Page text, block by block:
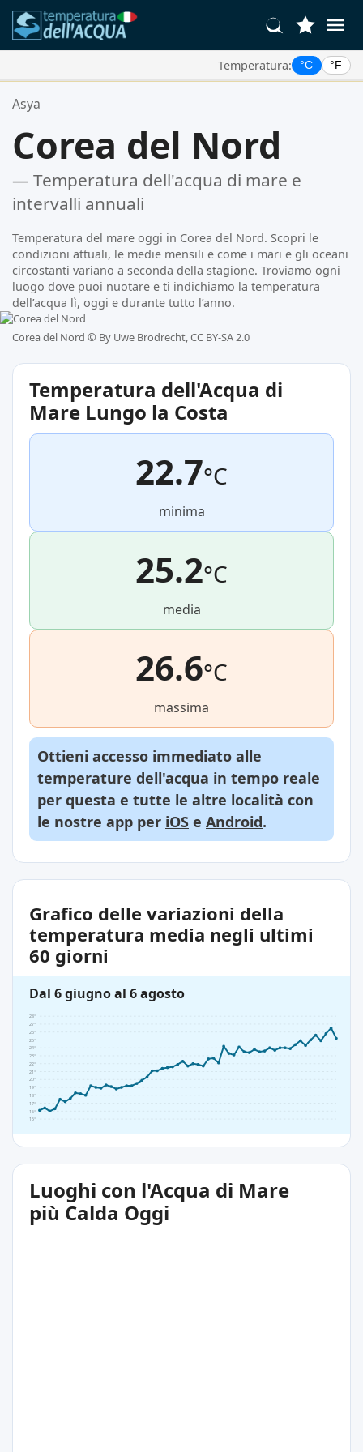
Temperatura: °C °F
Le Tue Posizioni Preferite:
Asya
Corea del Nord
— Temperatura dell'acqua di mare e
intervalli annuali
Temperatura del mare oggi in Corea del Nord. Scopri le
condizioni attuali, le medie mensili e come i mari e gli oceani
circostanti variano a seconda della stagione. Troviamo ogni
luogo dove puoi nuotare e ti indichiamo la temperatura
dell’acqua lì, oggi e durante tutto l’anno.
Corea del Nord © By Uwe Brodrecht, CC BY-SA 2.0
Temperatura dell'Acqua di
Mare Lungo la Costa
22.7°C
minima
25.2°C
media
26.6°C
massima
Ottieni accesso immediato alle
temperature dell'acqua in tempo reale
per questa e tutte le altre località con
le nostre app per iOS e Android.
Grafico delle variazioni della
temperatura media negli ultimi
60 giorni
Dal 6 giugno al 6 agosto
15°
16°
17°
18°
19°
20°
21°
22°
23°
24°
25°
26°
27°
28°
Luoghi con l'Acqua di Mare
più Calda Oggi